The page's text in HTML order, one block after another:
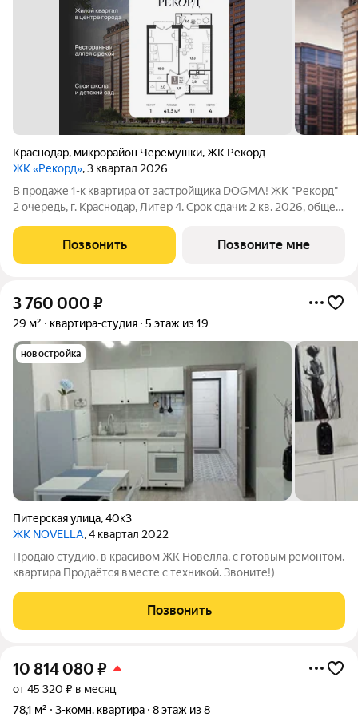
Краснодар, микрорайон Черёмушки,ЖК Рекорд
ЖК «Рекорд», 3 квартал 2026
В продаже 1-к квартира от застройщика DOGMA! ЖК "Рекорд"
2 очередь, г. Краснодар, Литер 4. Срок сдачи: 2 кв. 2026, общей
место вашего баланса. Город снаружи природа внутри.
Квартал с
Позвонить Позвоните мне
3 760 000 ₽
29 м² квартира-студия 5 этаж из 19
новостройка
Питерская улица,40к3
ЖК NOVELLA, 4 квартал 2022
Продаю студию, в красивом ЖК Новелла, с готовым ремонтом,
квартира Продаётся вместе с техникой. Звоните!)
Позвонить
10 814 080 ₽
от 45 320 ₽ в месяц
78,1 м²
3-комн. квартира 8 этаж из 8